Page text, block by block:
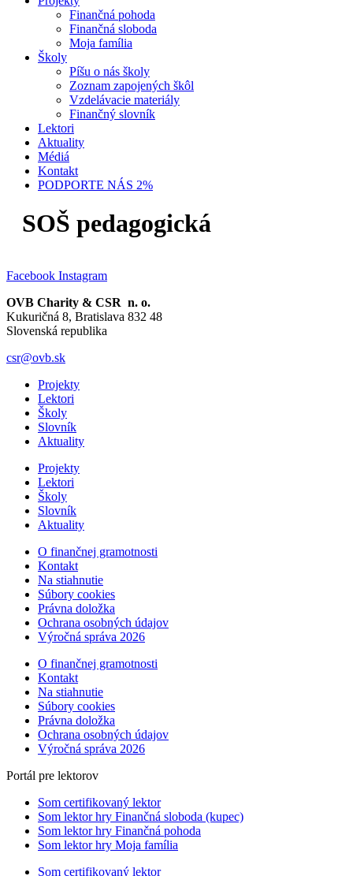
Finančná pohoda
Finančná sloboda
Moja família
Školy
Píšu o nás školy
Zoznam zapojených škôl
Vzdelávacie materiály
Finančný slovník
Lektori
Aktuality
Médiá
Kontakt
PODPORTE NÁS 2%
SOŠ pedagogická
Facebook Instagram
OVB Charity & CSR n. o.
Kukuričná 8, Bratislava 832 48
Slovenská republika
csr@ovb.sk
Projekty
Lektori
Školy
Slovník
Aktuality
Projekty
Lektori
Školy
Slovník
Aktuality
O finančnej gramotnosti
Kontakt
Na stiahnutie
Súbory cookies
Právna doložka
Ochrana osobných údajov
Výročná správa 2026
O finančnej gramotnosti
Kontakt
Na stiahnutie
Súbory cookies
Právna doložka
Ochrana osobných údajov
Výročná správa 2026
Portál pre lektorov
Som certifikovaný lektor
Som lektor hry Finančná sloboda (kupec)
Som lektor hry Finančná pohoda
Som lektor hry Moja família
Som certifikovaný lektor